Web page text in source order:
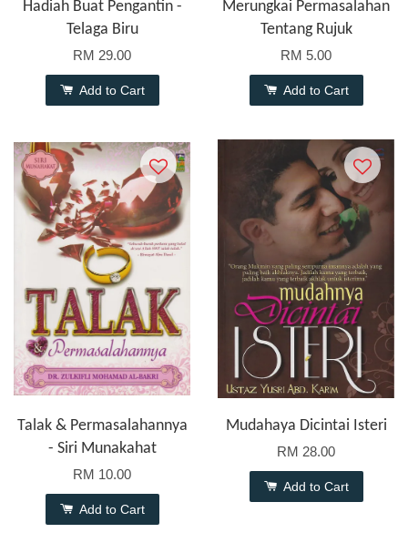
Hadiah Buat Pengantin -
Telaga Biru
RM 29.00
Add to Cart
Merungkai Permasalahan
Tentang Rujuk
RM 5.00
Add to Cart
Talak & Permasalahannya
- Siri Munakahat
RM 10.00
Add to Cart
Mudahaya Dicintai Isteri
RM 28.00
Add to Cart